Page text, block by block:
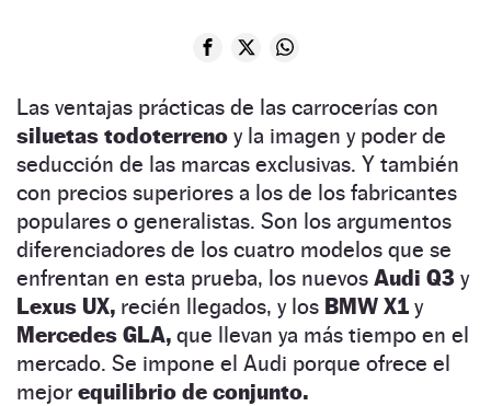
Las ventajas prácticas de las carrocerías con
siluetas todoterreno y la imagen y poder de
seducción de las marcas exclusivas. Y también
con precios superiores a los de los fabricantes
populares o generalistas. Son los argumentos
diferenciadores de los cuatro modelos que se
enfrentan en esta prueba, los nuevos Audi Q3 y
Lexus UX, recién llegados, y los BMW X1 y
Mercedes GLA, que llevan ya más tiempo en el
mercado. Se impone el Audi porque ofrece el
mejor equilibrio de conjunto.